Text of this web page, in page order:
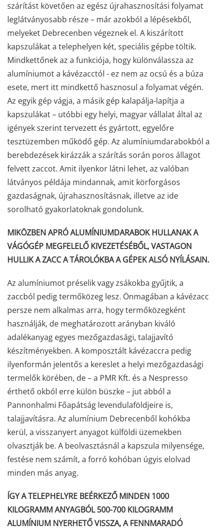
szárítást követően az egész újrahasznosítási folyamat
leglátványosabb része – már azokból a lépésekből,
melyeket Debrecenben végeznek el. A kiszárított
kapszulákat a telephelyen két, speciális gépbe töltik.
Mindkettőnek az a funkciója, hogy különválassza az
alumíniumot a kávézacctól - ez nem az ocsú és a búza
esete, mert itt mindkettő hasznosul a folyamat végén.
Az egyik gép vágja, a másik gép kalapálja-lapítja a
kapszulákat – utóbbi egy helyi, magyar vállalat által az
igények szerint tervezett és gyártott, egyelőre
tesztüzemben működő gép. Az alumíniumdarabokból a
berebdezések kirázzák a szárítás során poros állagot
felvett zaccot. Amit ilyenkor látni lehet, az valóban
látványos példája mindannak, amit körforgásos
gazdaságnak, újrahasznosításnak, illetve az ide
sorolható gyakorlatoknak gondolunk.
MIKÖZBEN APRÓ ALUMÍNIUMDARABOK HULLANAK A
VÁGÓGÉP MEGFELELŐ KIVEZETÉSÉBŐL, VASTAGON
HULLIK A ZACC A TÁROLÓKBA A GÉPEK ALSÓ NYÍLÁSAIN.
Az alumíniumot préselik vagy zsákokba gyűjtik, a
zaccból pedig termőközeg lesz. Önmagában a kávézacc
persze nem alkalmas arra, hogy termőközegként
használják, de meghatározott arányban kiváló
adalékanyag egyes mezőgazdasági, talajjavító
készítményekben. A komposztált kávézaccra pedig
ilyenformán jelentős a kereslet a helyi mezőgazdasági
termelők körében, de – a PMR Kft. és a Nespresso
érthető okból erre külön büszke – jut abból a
Pannonhalmi Főapátság levendulaföldjeire is,
talajjavításra. Az alumínium Debrecenből kohókba
kerül, a visszanyert anyagot külföldi üzemekben
olvasztják be. A beolvasztásnál a kapszula milyensége,
festése nem számít, a forró kohóban úgyis elolvad
minden más anyag.
ÍGY A TELEPHELYRE BEÉRKEZŐ MINDEN 1000
KILOGRAMM ANYAGBÓL 500-700 KILOGRAMM
ALUMÍNIUM NYERHETŐ VISSZA, A FENNMARADÓ